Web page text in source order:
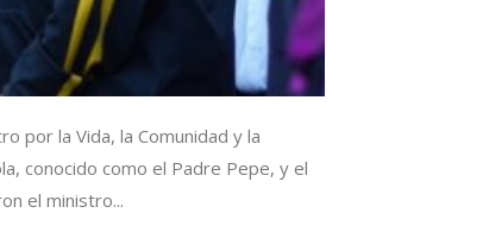
por la Vida, la Comunidad y la
conocido como el Padre Pepe, y el
el ministro...